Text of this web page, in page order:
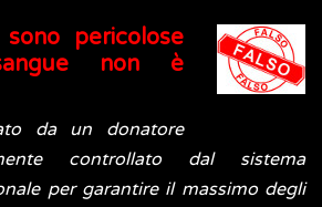
pericolose
non è
da un donatore
controllato dal sistema
per garantire il massimo degli